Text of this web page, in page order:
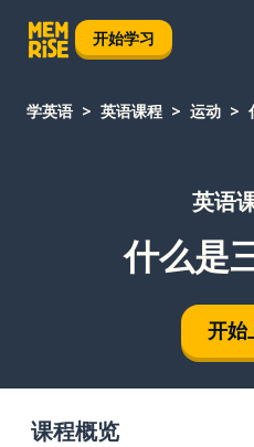
开始学习
学英语 英语课程 运动
英语
什么是
开始
课程概览